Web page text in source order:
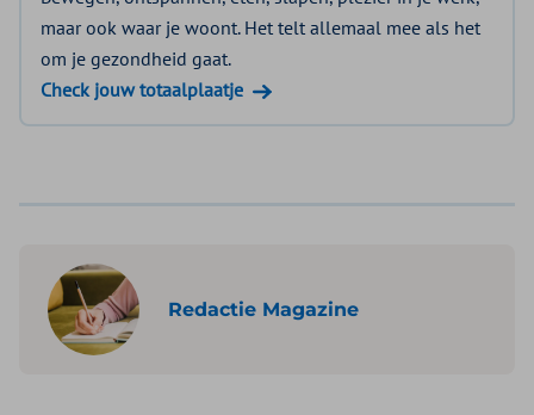
maar ook waar je woont. Het telt allemaal mee als het
om je gezondheid gaat.
Check jouw totaalplaatje
Redactie Magazine